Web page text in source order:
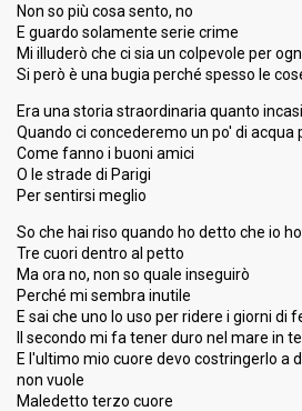
Non so più cosa sento, no
E guardo solamente serie crime
Mi illuderò che ci sia un colpevole per
Si però è una bugia perché spesso le
Era una storia straordinaria quanto
Quando ci concederemo un po' di acqua
Come fanno i buoni amici
O le strade di Parigi
Per sentirsi meglio
So che hai riso quando ho detto che io ho
Tre cuori dentro al petto
Ma ora no, non so quale inseguirò
Perché mi sembra inutile
E sai che uno lo uso per ridere i giorni di
Il secondo mi fa tener duro nel mare in
E l'ultimo mio cuore devo costringerlo a
non vuole
Maledetto terzo cuore